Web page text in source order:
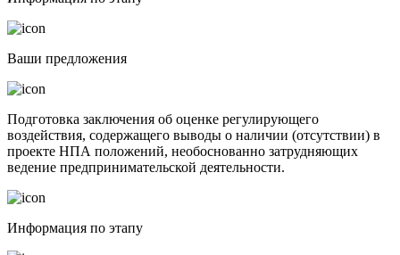
Ваши предложения
Подготовка заключения об оценке регулирующего
воздействия, содержащего выводы о наличии (отсутствии) в
проекте НПА положений, необоснованно затрудняющих
ведение предпринимательской деятельности.
Информация по этапу